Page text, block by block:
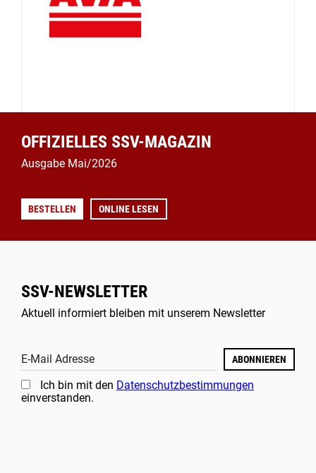
OFFIZIELLES SSV-MAGAZIN
Ausgabe Mai/2026
BESTELLEN ONLINE LESEN
SSV-NEWSLETTER
Aktuell informiert bleiben mit unserem Newsletter
E-Mail Adresse ABONNIEREN
Ich bin mit den Datenschutzbestimmungen
einverstanden.